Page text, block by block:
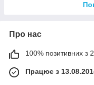
Про нас
100% позитивних з
Працює з